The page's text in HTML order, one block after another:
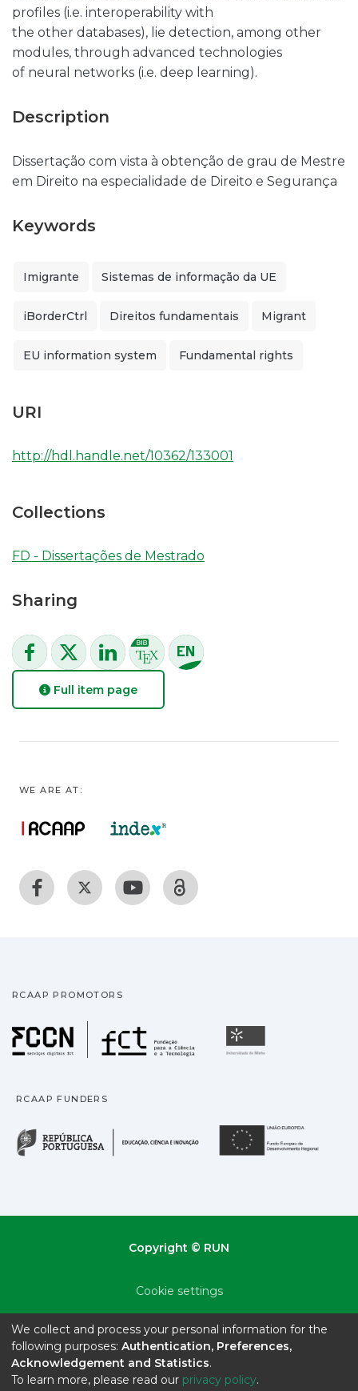
profiles (i.e. interoperability with
the other databases), lie detection, among other
modules, through advanced technologies
of neural networks (i.e. deep learning).
Description
Dissertação com vista à obtenção de grau de Mestre
em Direito na especialidade de Direito e Segurança
Keywords
Imigrante Sistemas de informação da UE
iBorderCtrl Direitos fundamentais Migrant
EU information system Fundamental rights
URI
http://hdl.handle.net/10362/133001
Collections
FD - Dissertações de Mestrado
Sharing
Full item page
WE ARE AT:
RCAAP PROMOTORS
Fundação para a
RCAAP FUNDERS
República Portuguesa
Copyright © RUN
Cookie settings
End User Agreement
Send Feedback
We collect and process your personal information for the
following purposes: Authentication, Preferences,
Acknowledgement and Statistics.
To learn more, please read our privacy policy.